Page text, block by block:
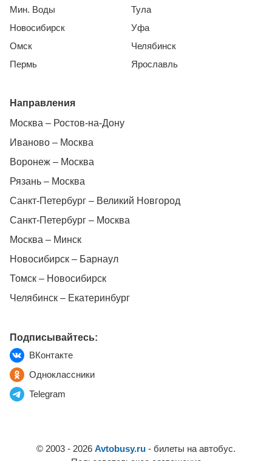
Мин. Воды
Новосибирск
Омск
Пермь
Тула
Уфа
Челябинск
Ярославль
Направления
Москва – Ростов-на-Дону
Иваново – Москва
Воронеж – Москва
Рязань – Москва
Санкт-Петербург – Великий Новгород
Санкт-Петербург – Москва
Москва – Минск
Новосибирск – Барнаул
Томск – Новосибирск
Челябинск – Екатеринбург
Подписывайтесь:
ВКонтакте
Одноклассники
Telegram
© 2003 - 2026 Avtobusy.ru - билеты на автобус.